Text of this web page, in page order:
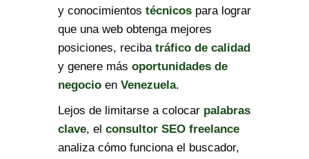
y conocimientos técnicos para lograr
que una web obtenga mejores
posiciones, reciba tráfico de calidad
y genere más oportunidades de
negocio en Venezuela.
Lejos de limitarse a colocar palabras
clave, el consultor SEO freelance
analiza cómo funciona el buscador,